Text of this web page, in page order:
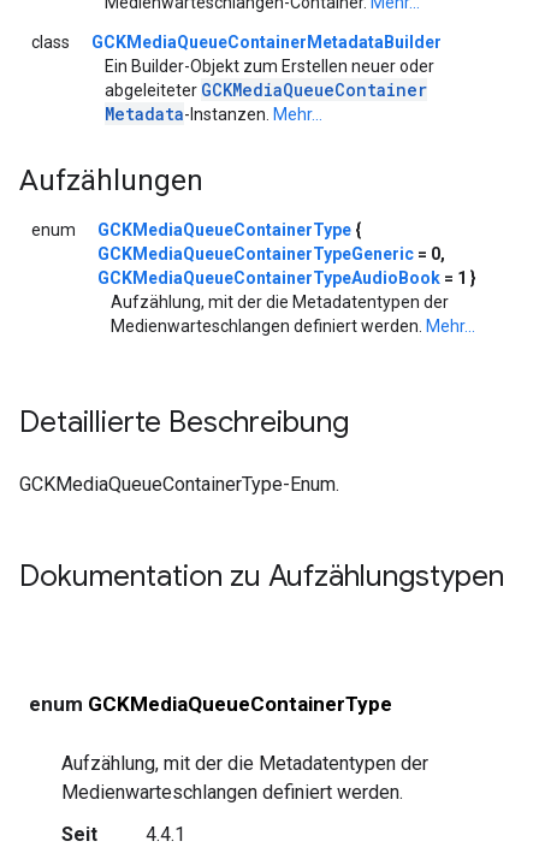
class
GCKMediaQueueContainerMetadataBuilder
Ein Builder-Objekt zum Erstellen neuer oder
abgeleiteter GCKMediaQueueContainer
Metadata-Instanzen. Mehr...
Aufzählungen
enum GCKMediaQueueContainerType {
GCKMediaQueueContainerTypeGeneric = 0,
GCKMediaQueueContainerTypeAudioBook = 1 }
Aufzählung, mit der die Metadatentypen der
Medienwarteschlangen definiert werden. Mehr...
Detaillierte Beschreibung
GCKMediaQueueContainerType-Enum.
Dokumentation zu Aufzählungstypen
enum GCKMediaQueueContainerType
Aufzählung, mit der die Metadatentypen der
Medienwarteschlangen definiert werden.
Seit
4.4.1